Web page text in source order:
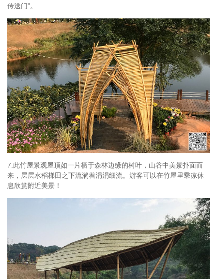
传送门”。
7.此竹屋景观屋顶如一片栖于森林边缘的树叶，山谷中美景扑面而
来，层层水稻梯田之下流淌着涓涓细流。游客可以在竹屋里乘凉休
息欣赏附近美景！